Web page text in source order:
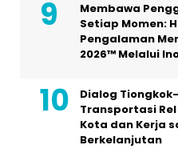
Membawa
Setiap Momen:
Pengalaman
2026™ Melalui
Dialog
Transportasi
Kota dan Kerja
Berkelanjutan